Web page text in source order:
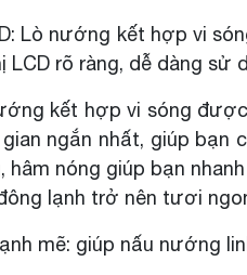
Lò nướng kết hợp vi
LCD rõ ràng, dễ dàng sử
kết hợp vi sóng
ngắn nhất, giúp bạn
hâm nóng giúp bạn
lạnh trở nên tươi
mẽ: giúp nấu nướng